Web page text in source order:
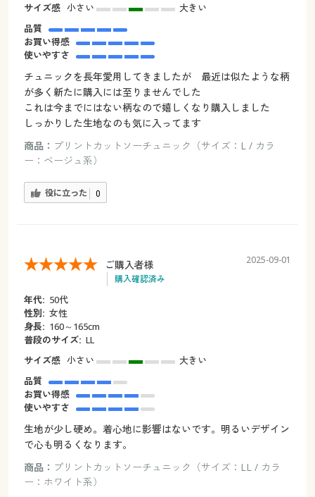
サイズ感 小さい
大きい
品質
お買い得感
使いやすさ
チュニックを長年愛用してきましたが 最近は似たような柄
が多く新たに購入には至りませんでした
これは今までにはない柄なので嬉しくなり購入しました
しっかりした生地なのも気に入ってます
商品： プリントカットソーチュニック（サイズ：L / カラ
ー：ベージュ系）
役に立った 0
ご購入者様
購入確認済み
2025-09-01
年代: 50代
性別: 女性
身長: 160～165cm
普段のサイズ: LL
サイズ感 小さい
大きい
品質
お買い得感
使いやすさ
生地が少し硬め。着心地に影響はないです。明るいデザイン
で心も明るくなります。
商品： プリントカットソーチュニック（サイズ：LL / カラ
ー：ホワイト系）